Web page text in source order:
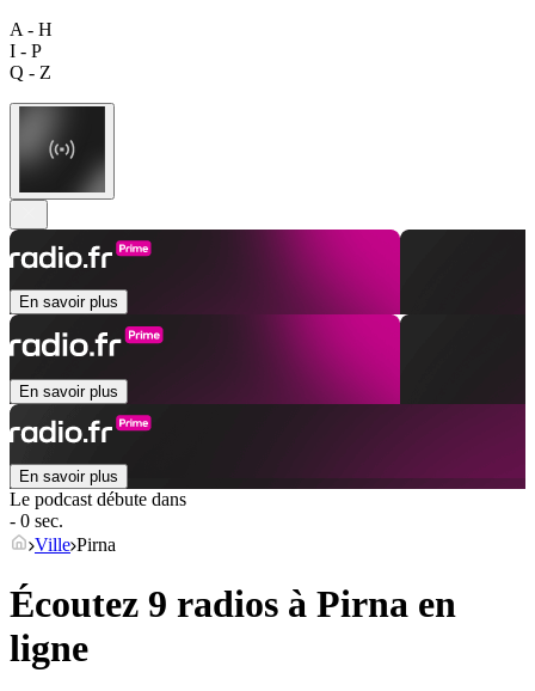
A - H
I - P
Q - Z
En savoir plus
En savoir plus
En savoir plus
Le podcast débute dans
- 0 sec.
Ville Pirna
Écoutez 9 radios à Pirna en
ligne